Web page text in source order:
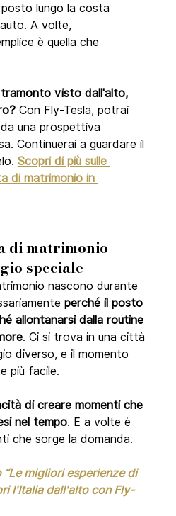
lungo la costa
A volte,
è quella che
tramonto visto dall'alto,
Con Fly-Tesla, potrai
una prospettiva
Continuerai a guardare il
Scopri di più sulle
di matrimonio in
di matrimonio
speciale
nascono durante
perché il posto
allontanarsi dalla routine
. Ci si trova in una città
diverso, e il momento
più facile.
di creare momenti che
nel tempo. E a volte è
che sorge la domanda.
migliori esperienze di
l'Italia dall'alto con Fly-